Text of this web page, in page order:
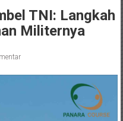
TNI: Langkah
Militernya